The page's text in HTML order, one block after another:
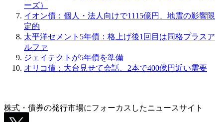
ーズ）
イオン債：個人・法人向けで1115億円、地震の影響限
定的
太平洋セメント5年債：格上げ後1回目は同格プラスア
ルファ
ジェイテクトが5年債を準備
オリコ債：大台見せて会話、2本で400億円近い需要
株式・債券の発行市場にフォーカスしたニュースサイト